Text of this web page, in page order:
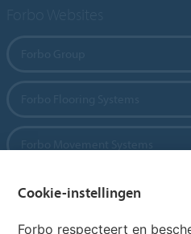
Cookie-instellingen
Forbo respecteert en